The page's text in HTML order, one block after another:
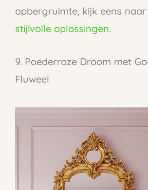
opbergruimte, kijk eens naar
stijlvolle oplossingen.
9. Poederroze Droom met
Fluweel